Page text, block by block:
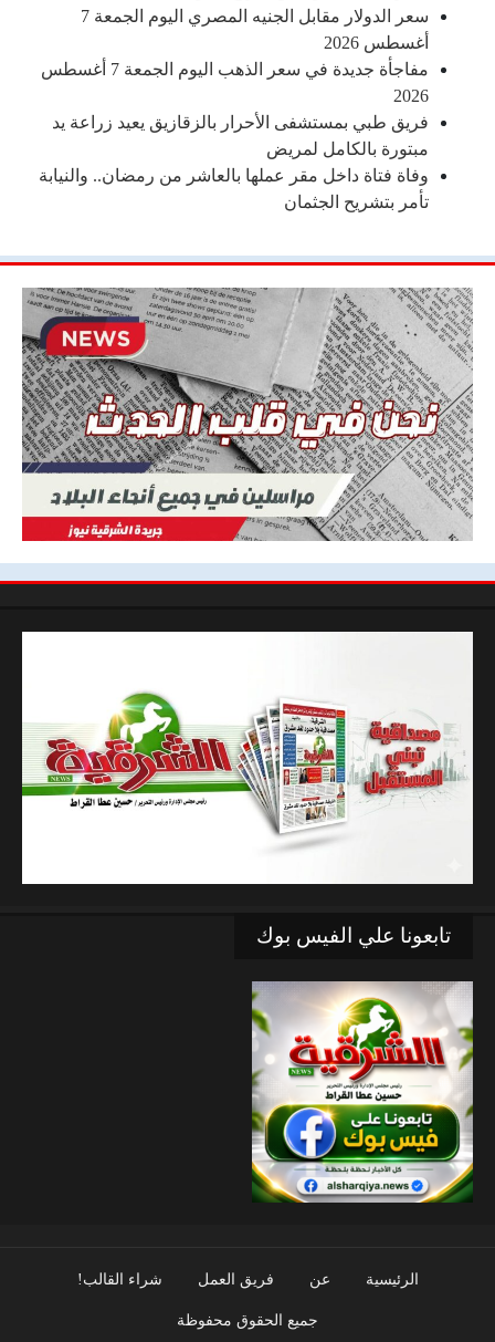
سعر الدولار مقابل الجنيه المصري اليوم الجمعة 7
أغسطس 2026
مفاجأة جديدة في سعر الذهب اليوم الجمعة 7 أغسطس
2026
فريق طبي بمستشفى الأحرار بالزقازيق يعيد زراعة يد
مبتورة بالكامل لمريض
وفاة فتاة داخل مقر عملها بالعاشر من رمضان.. والنيابة
تأمر بتشريح الجثمان
تابعونا علي الفيس بوك
الرئيسية عن فريق العمل شراء القالب!
جميع الحقوق محفوظة